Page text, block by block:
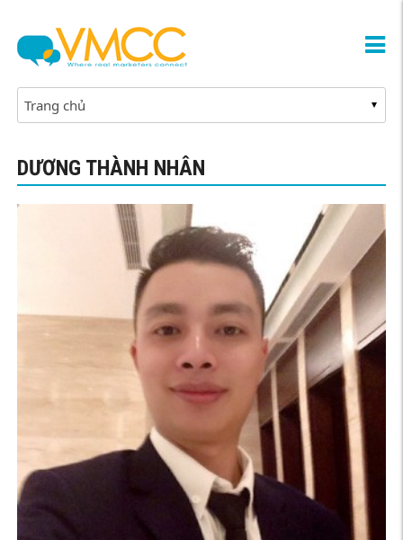
DƯƠNG THÀNH NHÂN